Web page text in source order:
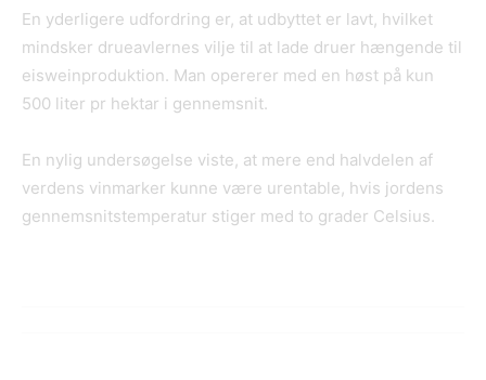
En yderligere udfordring er, at udbyttet er lavt, hvilket
mindsker drueavlernes vilje til at lade druer hængende til
eisweinproduktion. Man opererer med en høst på kun
500 liter pr hektar i gennemsnit.
En nylig undersøgelse viste, at mere end halvdelen af
verdens vinmarker kunne være urentable, hvis jordens
gennemsnitstemperatur stiger med to grader Celsius.